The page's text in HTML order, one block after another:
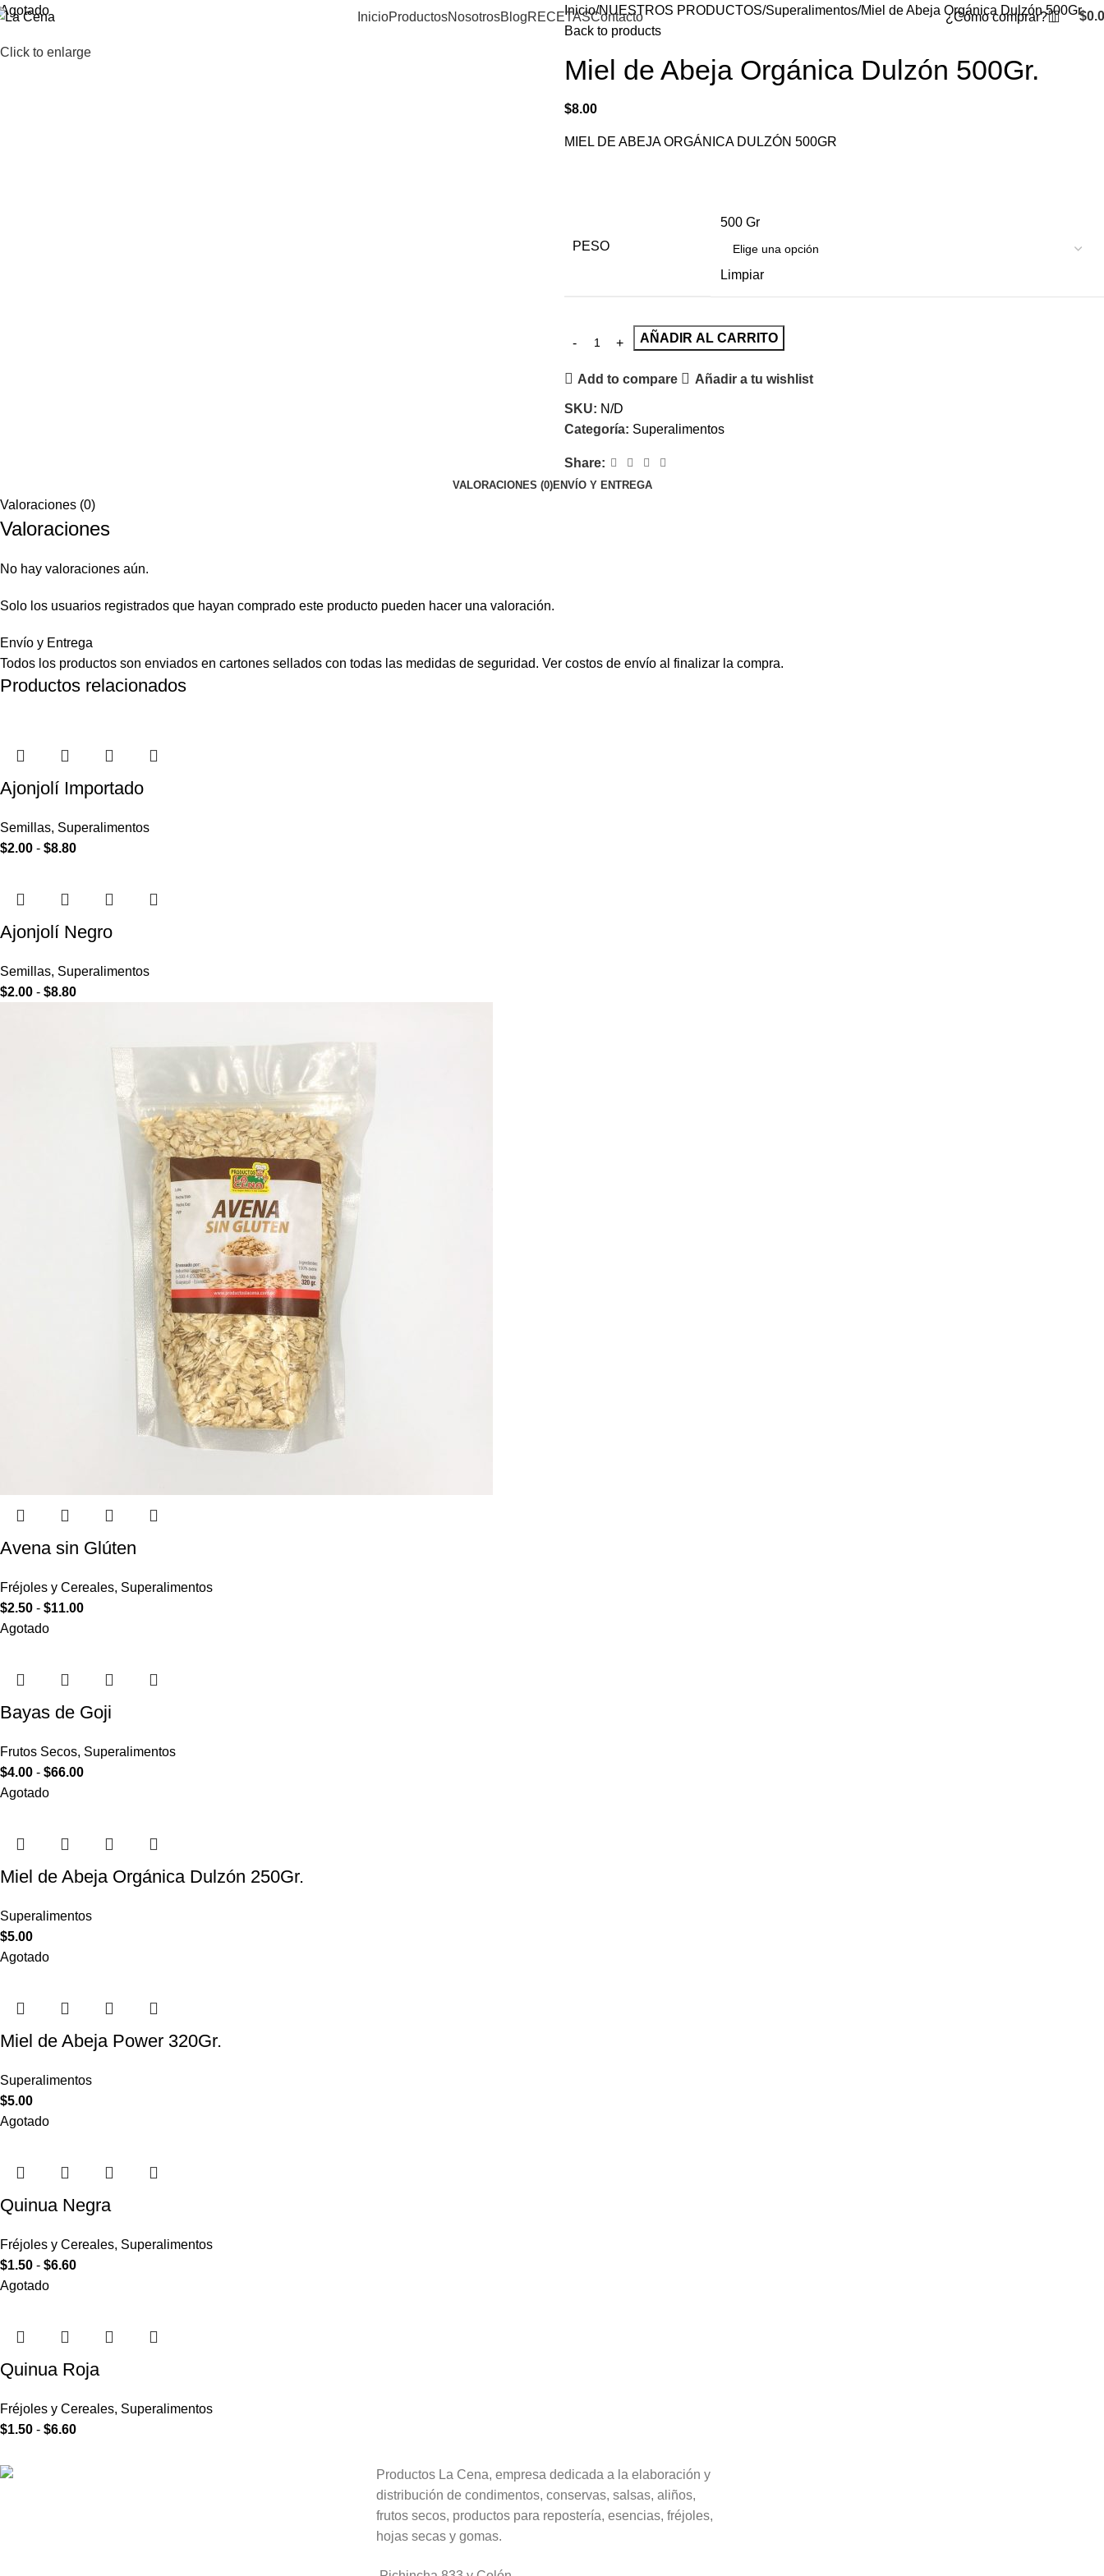
InicioProductosNosotrosBlogRECETASContacto ¿Cómo comprar? $
Agotado
Click to enlarge
Inicio NUESTROS PRODUCTOS Superalimentos Miel de Abeja Orgánica Dulzón 500Gr.
Back to products
Miel de Abeja Orgánica Dulzón 500Gr.
$8.00
MIEL DE ABEJA ORGÁNICA DULZÓN 500GR
PESO
500 Gr
Limpiar
AÑADIR AL CARRITO
Add to compare Añadir a tu wishlist
SKU: N/D
Categoría: Superalimentos
Share:
VALORACIONES (0)ENVÍO Y ENTREGA
Valoraciones (0)
Valoraciones
No hay valoraciones aún.
Solo los usuarios registrados que hayan comprado este producto pueden hacer una valoración.
Envío y Entrega
Todos los productos son enviados en cartones sellados con todas las medidas de seguridad. Ver costos de envío al finalizar la compra.
Productos relacionados
Ajonjolí Importado
Semillas, Superalimentos
$2.00 - $8.80
Ajonjolí Negro
Semillas, Superalimentos
$2.00 - $8.80
Avena sin Glúten
Fréjoles y Cereales, Superalimentos
$2.50 - $11.00
Agotado
Bayas de Goji
Frutos Secos, Superalimentos
$4.00 - $66.00
Agotado
Miel de Abeja Orgánica Dulzón 250Gr.
Superalimentos
$5.00
Agotado
Miel de Abeja Power 320Gr.
Superalimentos
$5.00
Agotado
Quinua Negra
Fréjoles y Cereales, Superalimentos
$1.50 - $6.60
Agotado
Quinua Roja
Fréjoles y Cereales, Superalimentos
$1.50 - $6.60
Productos La Cena, empresa dedicada a la elaboración y
distribución de condimentos, conservas, salsas, aliños,
frutos secos, productos para repostería, esencias, fréjoles,
hojas secas y gomas.